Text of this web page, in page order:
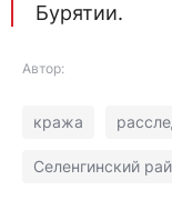
Бурятии.
Автор:
кража
Селенгинский